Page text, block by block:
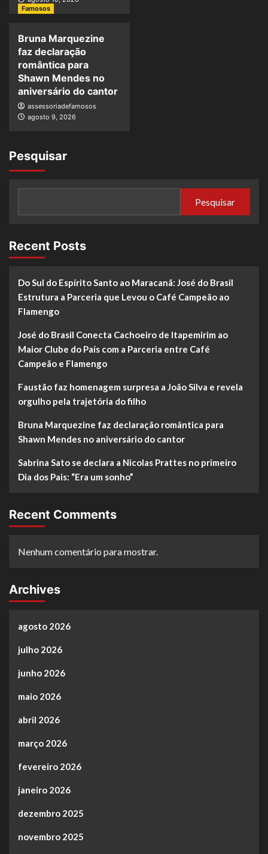
Famosos
Bruna Marquezine
faz declaração
romântica para
Shawn Mendes no
aniversário do cantor
assessoriadefamosos
agosto 9, 2026
Pesquisar
Pesquisar
Recent Posts
Do Sul do Espírito Santo ao Maracanã: José do Brasil
Estrutura a Parceria que Levou o Café Campeão ao
Flamengo
José do Brasil Conecta Cachoeiro de Itapemirim ao
Maior Clube do País com a Parceria entre Café
Campeão e Flamengo
Faustão faz homenagem surpresa a João Silva e revela
orgulho pela trajetória do filho
Bruna Marquezine faz declaração romântica para
Shawn Mendes no aniversário do cantor
Sabrina Sato se declara a Nicolas Prattes no primeiro
Dia dos Pais: “Era um sonho”
Recent Comments
Nenhum comentário para mostrar.
Archives
agosto 2026
julho 2026
junho 2026
maio 2026
abril 2026
março 2026
fevereiro 2026
janeiro 2026
dezembro 2025
novembro 2025